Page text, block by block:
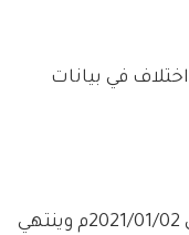
في بيانات
يبدأ التقديم بمشيئة الله يوم السبت بتاريخ 1442/05/18هـ الموافق 2021/01/02م وينتهي